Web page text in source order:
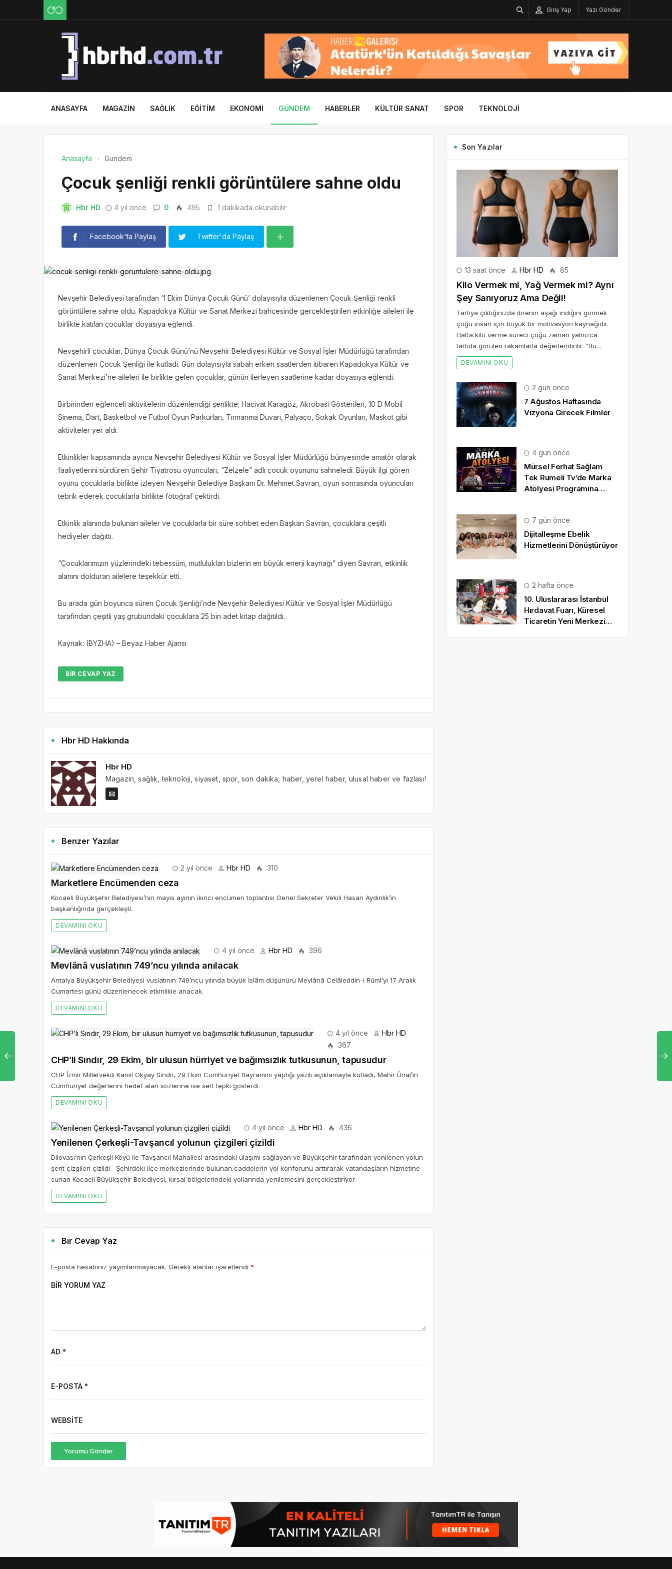
Giriş Yap Yazı Gönder
ANASAYFA MAGAZIN SAĞLIK EĞITIM EKONOMI GÜNDEM HABERLER KÜLTÜR SANAT SPOR TEKNOLOJI
Anasayfa Gündem
Çocuk şenliği renkli görüntülere sahne oldu
Hbr HD 4 yıl önce 0 495 1 dakikada okunabilir
Facebook'ta Paylaş Twitter'da Paylaş
Nevşehir Belediyesi tarafından ‘1 Ekim Dünya Çocuk Günü’ dolayısıyla düzenlenen Çocuk Şenliği renkli
görüntülere sahne oldu. Kapadokya Kültür ve Sanat Merkezi bahçesinde gerçekleştirilen etkinliğe aileleri ile
birlikte katılan çocuklar doyasıya eğlendi.
Nevşehirli çocuklar, Dünya Çocuk Günü’nü Nevşehir Belediyesi Kültür ve Sosyal İşler Müdürlüğü tarafından
düzenlenen Çocuk Şenliği ile kutladı. Gün dolayısıyla sabah erken saatlerden itibaren Kapadokya Kültür ve
Sanat Merkezi’ne aileleri ile birlikte gelen çocuklar, günün ilerleyen saatlerine kadar doyasıya eğlendi.
Birbirinden eğlenceli aktivitelerin düzenlendiği şenlikte; Hacivat Karagöz, Akrobasi Gösterileri, 10 D Mobil
Sinema, Dart, Basketbol ve Futbol Oyun Parkurları, Tırmanma Duvarı, Palyaço, Sokak Oyunları, Maskot gibi
aktiviteler yer aldı.
Etkinlikler kapsamında ayrıca Nevşehir Belediyesi Kültür ve Sosyal İşler Müdürlüğü bünyesinde amatör olarak
faaliyetlerini sürdüren Şehir Tiyatrosu oyuncuları, “Zelzele” adlı çocuk oyununu sahneledi. Büyük ilgi gören
oyunu çocuklarla birlikte izleyen Nevşehir Belediye Başkanı Dr. Mehmet Savran, oyun sonrasında oyuncuları
tebrik ederek çocuklarla birlikte fotoğraf çektirdi.
Etkinlik alanında bulunan aileler ve çocuklarla bir süre sohbet eden Başkan Savran, çocuklara çeşitli
hediyeler dağıttı.
“Çocuklarımızın yüzlerindeki tebessüm, mutlulukları bizlerin en büyük enerji kaynağı” diyen Savran, etkinlik
alanını dolduran ailelere teşekkür etti.
Bu arada gün boyunca süren Çocuk Şenliği’nde Nevşehir Belediyesi Kültür ve Sosyal İşler Müdürlüğü
tarafından çeşitli yaş grubundaki çocuklara 25 bin adet kitap dağıtıldı.
Kaynak: (BYZHA) – Beyaz Haber Ajansı
BIR CEVAP YAZ
Hbr HD Hakkında
Hbr HD
Magazin, sağlık, teknoloji, siyaset, spor, son dakika, haber, yerel haber, ulusal haber ve fazlası!
Benzer Yazılar
2 yıl önce Hbr HD 310
Marketlere Encümenden ceza
Kocaeli Büyükşehir Belediyesi’nin mayıs ayının ikinci encümen toplantısı Genel Sekreter Vekili Hasan Aydınlık’ın
başkanlığında gerçekleşti.
DEVAMINI OKU
4 yıl önce Hbr HD 396
Mevlânâ vuslatının 749’ncu yılında anılacak
Antalya Büyükşehir Belediyesi vuslatının 749’ncu yılında büyük İslâm düşünürü Mevlânâ Celâleddin-i Rûmî’yi 17 Aralık
Cumartesi günü düzenlenecek etkinlikle anacak.
DEVAMINI OKU
4 yıl önce
Hbr HD
367
CHP’li Sındır, 29 Ekim, bir ulusun hürriyet ve bağımsızlık tutkusunun, tapusudur
CHP İzmir Milletvekili Kamil Okyay Sındır, 29 Ekim Cumhuriyet Bayramını yaptığı yazılı açıklamayla kutladı, Mahir Ünal’ın
Cumhuriyet değerlerini hedef alan sözlerine ise sert tepki gösterdi.
DEVAMINI OKU
4 yıl önce Hbr HD 436
Yenilenen Çerkeşli-Tavşancıl yolunun çizgileri çizildi
Dilovası’nın Çerkeşli Köyü ile Tavşancıl Mahallesi arasındaki ulaşımı sağlayan ve Büyükşehir tarafından yenilenen yolun
şerit çizgileri çizildi Şehirdeki ilçe merkezlerinde bulunan caddelerin yol konforunu arttırarak vatandaşların hizmetine
sunan Kocaeli Büyükşehir Belediyesi, kırsal bölgelerindeki yollarında yenilemesini gerçekleştiriyor.
DEVAMINI OKU
Bir Cevap Yaz
E-posta hesabınız yayımlanmayacak. Gerekli alanlar işaretlendi *
BIR YORUM YAZ
AD *
E-POSTA *
WEBSITE
Yorumu Gönder
Son Yazılar
13 saat önce Hbr HD 85
Kilo Vermek mi, Yağ Vermek mi? Aynı
Şey Sanıyoruz Ama Değil!
Tartıya çıktığınızda ibrenin aşağı indiğini görmek
çoğu insan için büyük bir motivasyon kaynağıdır.
Hatta kilo verme süreci çoğu zaman yalnızca
tartıda görülen rakamlarla değerlendirilir. “Bu...
DEVAMINI OKU
2 gün önce
7 Ağustos Haftasında
Vizyona Girecek Filmler
4 gün önce
Mürsel Ferhat Sağlam
Tek Rumeli Tv’de Marka
Atölyesi Programına
7 gün önce
Dijitalleşme Ebelik
Hizmetlerini Dönüştürüyor
2 hafta önce
10. Uluslararası İstanbul
Hırdavat Fuarı, Küresel
Ticaretin Yeni Merkezi